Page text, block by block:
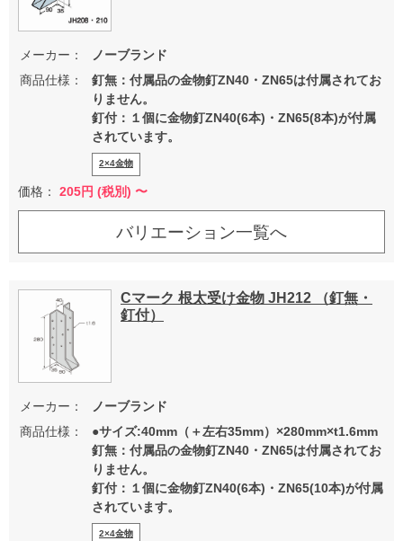
メーカー：
ノーブランド
商品仕様：
釘無：付属品の金物釘ZN40・ZN65は付属されてお
りません。
釘付：１個に金物釘ZN40(6本)・ZN65(8本)が付属
されています。
2×4金物
価格： 205円 (税別) 〜
バリエーション一覧へ
Cマーク 根太受け金物 JH212 （釘無・
釘付）
メーカー：
ノーブランド
商品仕様：
●サイズ:40mm（＋左右35mm）×280mm×t1.6mm
釘無：付属品の金物釘ZN40・ZN65は付属されてお
りません。
釘付：１個に金物釘ZN40(6本)・ZN65(10本)が付属
されています。
2×4金物